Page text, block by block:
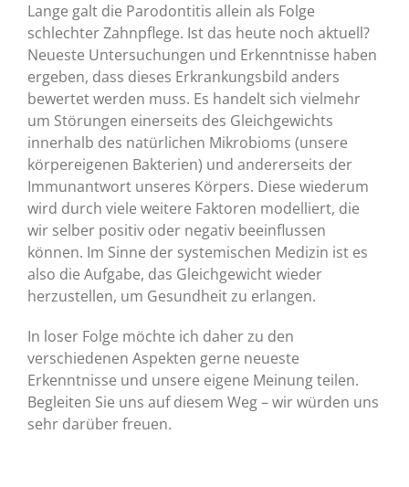
Lange galt die Parodontitis allein als Folge
schlechter Zahnpflege. Ist das heute noch aktuell?
Neueste Untersuchungen und Erkenntnisse haben
ergeben, dass dieses Erkrankungsbild anders
bewertet werden muss. Es handelt sich vielmehr
um Störungen einerseits des Gleichgewichts
innerhalb des natürlichen Mikrobioms (unsere
körpereigenen Bakterien) und andererseits der
Immunantwort unseres Körpers. Diese wiederum
wird durch viele weitere Faktoren modelliert, die
wir selber positiv oder negativ beeinflussen
können. Im Sinne der systemischen Medizin ist es
also die Aufgabe, das Gleichgewicht wieder
herzustellen, um Gesundheit zu erlangen.
In loser Folge möchte ich daher zu den
verschiedenen Aspekten gerne neueste
Erkenntnisse und unsere eigene Meinung teilen.
Begleiten Sie uns auf diesem Weg – wir würden uns
sehr darüber freuen.